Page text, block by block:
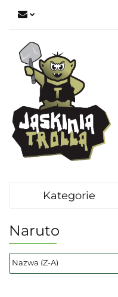
Kategorie
Naruto